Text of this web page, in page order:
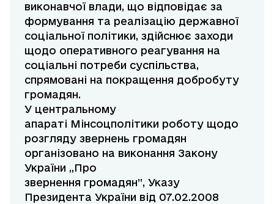
виконавчої влади, що відповідає за
формування та реалізацію державної
соціальної політики, здійснює заходи
щодо оперативного реагування на
соціальні потреби суспільства,
спрямовані на покращення добробуту
громадян.
У центральному
апараті Мінсоцполітики роботу щодо
розгляду звернень громадян
організовано на виконання Закону
України „Про
звернення громадян”, Указу
Президента України від 07.02.2008